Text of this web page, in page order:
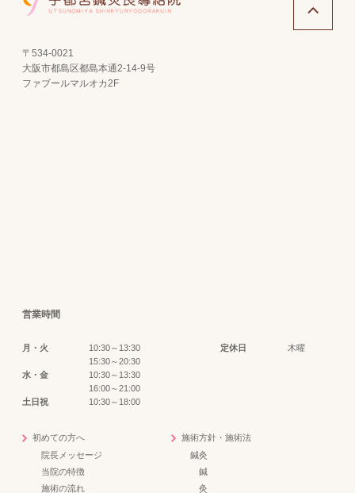
〒534-0021
大阪市都島区都島本通2-14-9号
ファブールマルオカ2F
営業時間
月・火
10:30～13:30
15:30～20:30
定休日 木曜
水・金
10:30～13:30
16:00～21:00
土日祝
10:30～18:00
初めての方へ
院長メッセージ
当院の特徴
施術の流れ
施術方針・施術法
鍼灸
鍼
灸